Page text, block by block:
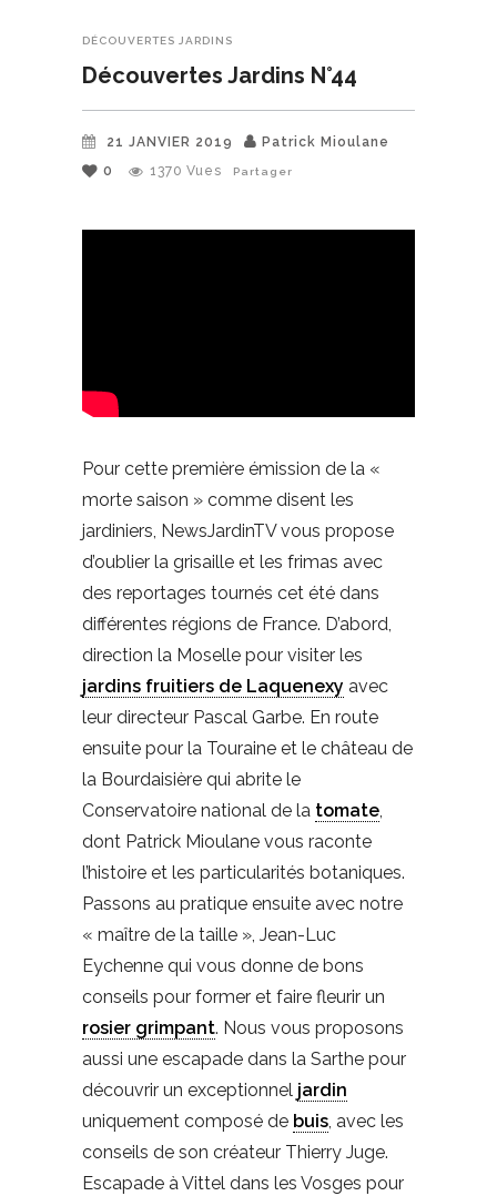
DÉCOUVERTES JARDINS
Découvertes Jardins N°44
21 JANVIER 2019
Patrick Mioulane
0
1370 Vues Partager
Pour cette première émission de la «
morte saison » comme disent les
jardiniers, NewsJardinTV vous propose
d’oublier la grisaille et les frimas avec
des reportages tournés cet été dans
différentes régions de France. D’abord,
direction la Moselle pour visiter les
jardins fruitiers de Laquenexy avec
leur directeur Pascal Garbe. En route
ensuite pour la Touraine et le château de
la Bourdaisière qui abrite le
Conservatoire national de la tomate,
dont Patrick Mioulane vous raconte
l’histoire et les particularités botaniques.
Passons au pratique ensuite avec notre
« maître de la taille », Jean-Luc
Eychenne qui vous donne de bons
conseils pour former et faire fleurir un
rosier grimpant. Nous vous proposons
aussi une escapade dans la Sarthe pour
découvrir un exceptionnel jardin
uniquement composé de buis, avec les
conseils de son créateur Thierry Juge.
Escapade à Vittel dans les Vosges pour